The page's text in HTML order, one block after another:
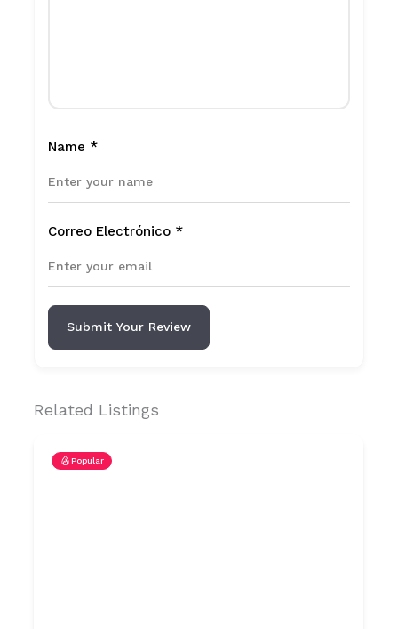
Name *
Correo Electrónico *
Submit Your Review
Related Listings
Popular